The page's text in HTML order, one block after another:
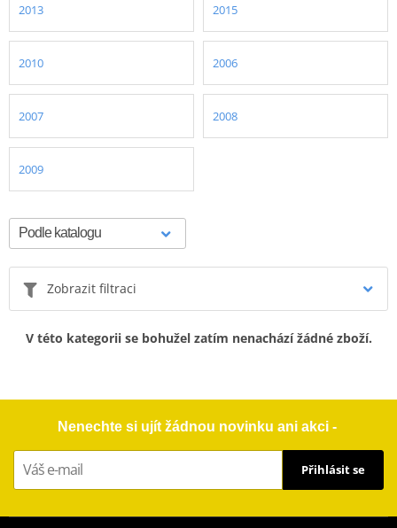
2013 2015
2010 2006
2007 2008
2009
Zobrazit filtraci
V této kategorii se bohužel zatím nenachází žádné zboží.
Nenechte si ujít žádnou novinku ani akci -
Přihlásit se